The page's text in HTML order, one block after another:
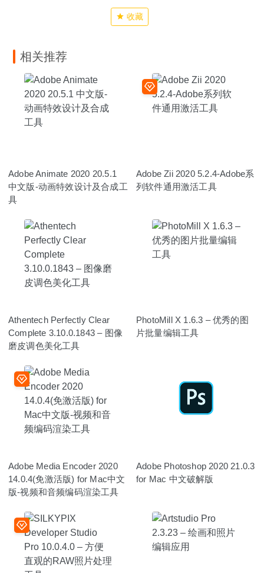
收藏
相关推荐
Adobe Animate 2020 20.5.1
中文版-动画特效设计及合成工
具
Adobe Zii 2020 5.2.4-Adobe系
列软件通用激活工具
Athentech Perfectly Clear
Complete 3.10.0.1843 – 图像
磨皮调色美化工具
PhotoMill X 1.6.3 – 优秀的图
片批量编辑工具
Adobe Media Encoder 2020
14.0.4(免激活版) for Mac中文
版-视频和音频编码渲染工具
Adobe Photoshop 2020 21.0.3
for Mac 中文破解版